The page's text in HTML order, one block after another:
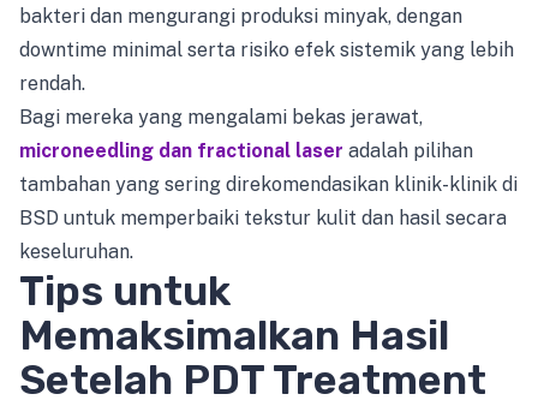
bakteri dan mengurangi produksi minyak, dengan
downtime minimal serta risiko efek sistemik yang lebih
rendah.
Bagi mereka yang mengalami bekas jerawat,
microneedling dan fractional laser adalah pilihan
tambahan yang sering direkomendasikan klinik-klinik di
BSD untuk memperbaiki tekstur kulit dan hasil secara
keseluruhan.
Tips untuk
Memaksimalkan Hasil
Setelah PDT Treatment